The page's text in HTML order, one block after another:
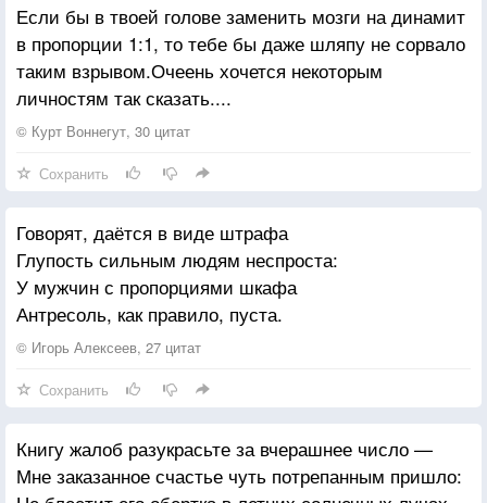
Если бы в твоей голове заменить мозги на динамит
в пропорции 1:1, то тебе бы даже шляпу не сорвало
таким взрывом.Очеень хочется некоторым
личностям так сказать....
© Курт Воннегут, 30 цитат
Сохранить
Говорят, даётся в виде штрафа
Глупость сильным людям неспроста:
У мужчин с пропорциями шкафа
Антресоль, как правило, пуста.
© Игорь Алексеев, 27 цитат
Сохранить
Книгу жалоб разукрасьте за вчерашнее число —
Мне заказанное счастье чуть потрепанным пришло: